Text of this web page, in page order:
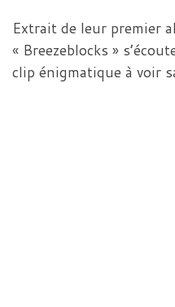
Extrait de leur premier
« Breezeblocks »
clip énigmatique à voir